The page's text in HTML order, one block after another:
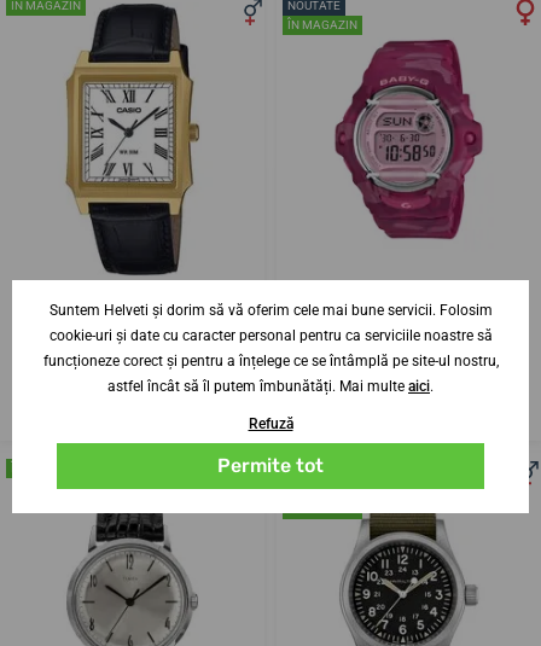
ÎN MAGAZIN
Casio Collection MTP-B190GL-
7BVEF
vineri 14. 8. la tine acasă
NOUTATE
ÎN MAGAZIN
Casio Baby-G BG-169CM-4ER
Bold Camo
În stoc vineri 14. 8. la tine acasă
CUNOSCUT DIN FILM
CEL MAI VÂNDUT
Suntem Helveti și dorim să vă oferim cele mai bune servicii. Folosim
cookie-uri și date cu caracter personal pentru ca serviciile noastre să
funcționeze corect și pentru a înțelege ce se întâmplă pe site-ul nostru,
astfel încât să îl putem îmbunătăți. Mai multe aici.
Refuză
Permite tot